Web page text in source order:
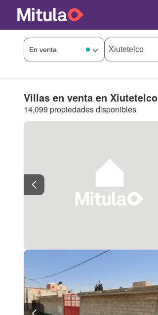
Villas en venta en Xiutetelco
14,099 propiedades disponibles